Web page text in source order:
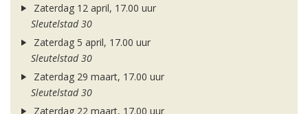
Zaterdag 12 april, 17.00 uur
Sleutelstad 30
Zaterdag 5 april, 17.00 uur
Sleutelstad 30
Zaterdag 29 maart, 17.00 uur
Sleutelstad 30
Zaterdag 22 maart, 17.00 uur